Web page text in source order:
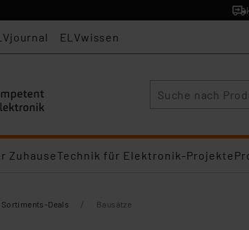
ELVwissen
ZuhauseTechnik für Elektronik-Projekte
Sortiments-Deals / Bausätze